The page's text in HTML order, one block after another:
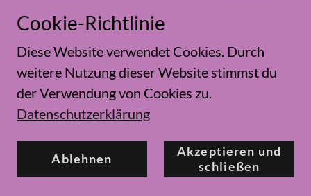
Cookie-Richtlinie
Diese Website verwendet Cookies. Durch
weitere Nutzung dieser Website stimmst du
der Verwendung von Cookies zu.
Datenschutzerklärung
Ablehnen
Akzeptieren und
schließen